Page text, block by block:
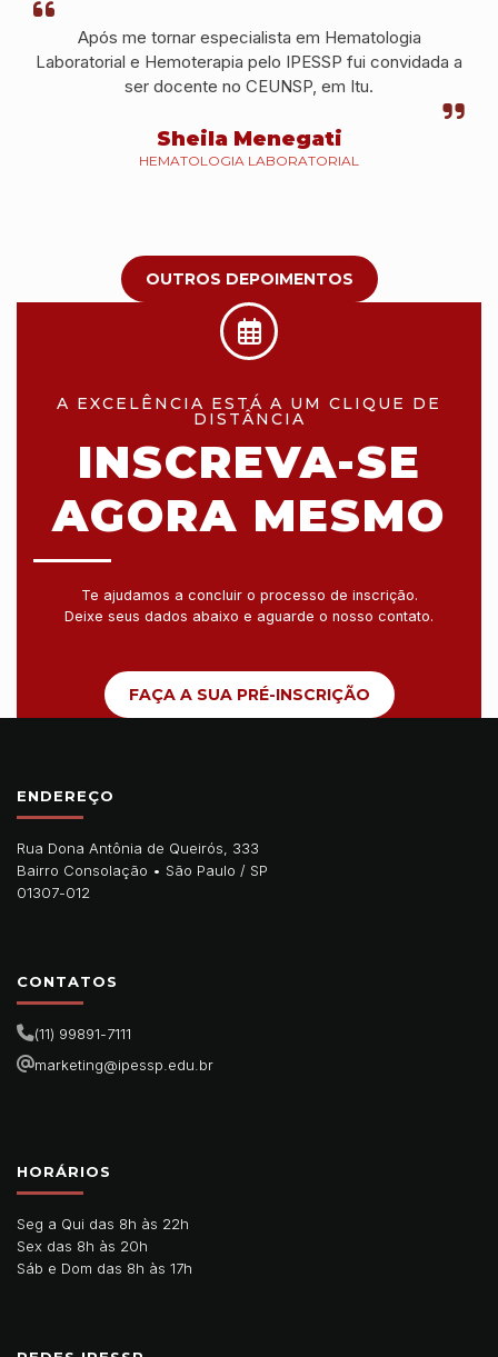
Após me tornar especialista em Hematologia
Laboratorial e Hemoterapia pelo IPESSP fui convidada a
ser docente no CEUNSP, em Itu.
Sheila Menegati
HEMATOLOGIA LABORATORIAL
OUTROS DEPOIMENTOS
A EXCELÊNCIA ESTÁ A UM CLIQUE DE
DISTÂNCIA
INSCREVA-SE
AGORA MESMO
Te ajudamos a concluir o processo de inscrição.
Deixe seus dados abaixo e aguarde o nosso contato.
FAÇA A SUA PRÉ-INSCRIÇÃO
ENDEREÇO
Rua Dona Antônia de Queirós, 333
Bairro Consolação • São Paulo / SP
01307-012
CONTATOS
(11) 99891-7111
marketing@ipessp.edu.br
HORÁRIOS
Seg a Qui das 8h às 22h
Sex das 8h às 20h
Sáb e Dom das 8h às 17h